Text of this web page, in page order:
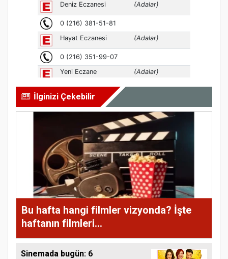
İlginizi Çekebilir
Bu hafta hangi filmler vizyonda? İşte
haftanın filmleri...
Sinemada bugün: 6